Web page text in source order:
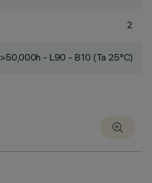
2
>50,000h - L90 - B10 (Ta 25°C)